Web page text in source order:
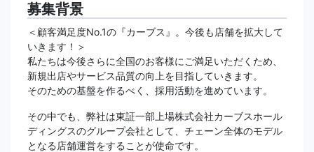
募集背景
＜顧客満足度No.1の『カーブス』。今後も店舗を拡大して
いきます！＞
私たちは今後さらに全国のお客様にご満足いただくため、
新規出店やサービス品質の向上を目指していきます。
そのための基盤を作るべく、採用活動を進めています。
その中でも、弊社は東証一部上場株式会社カーブスホール
ディングスのグループ会社として、チェーン全体のモデル
となる店舗運営をすることが使命です。